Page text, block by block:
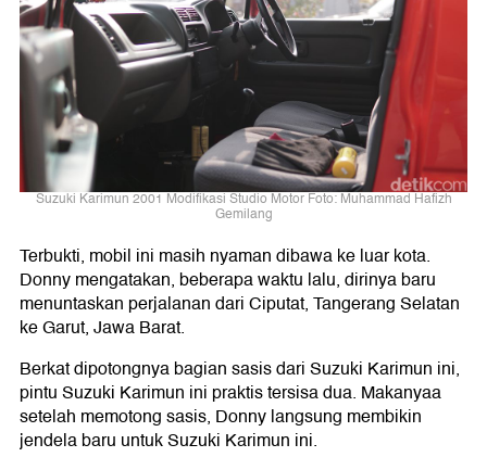
Suzuki Karimun 2001 Modifikasi Studio Motor Foto: Muhammad Hafizh
Gemilang
Terbukti, mobil ini masih nyaman dibawa ke luar kota.
Donny mengatakan, beberapa waktu lalu, dirinya baru
menuntaskan perjalanan dari Ciputat, Tangerang Selatan
ke Garut, Jawa Barat.
Berkat dipotongnya bagian sasis dari Suzuki Karimun ini,
pintu Suzuki Karimun ini praktis tersisa dua. Makanyaa
setelah memotong sasis, Donny langsung membikin
jendela baru untuk Suzuki Karimun ini.